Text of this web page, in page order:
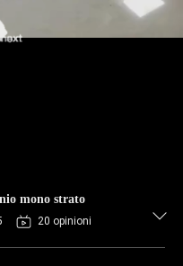
mono strato
20 opinioni